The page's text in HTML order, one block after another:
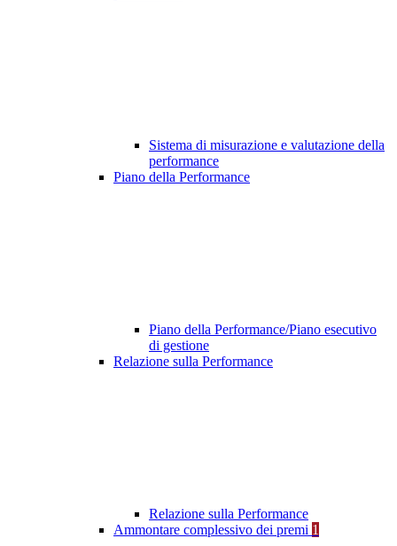
Sistema di misurazione e valutazione della
performance
Piano della Performance
Piano della Performance/Piano esecutivo
di gestione
Relazione sulla Performance
Relazione sulla Performance
Ammontare complessivo dei premi 1